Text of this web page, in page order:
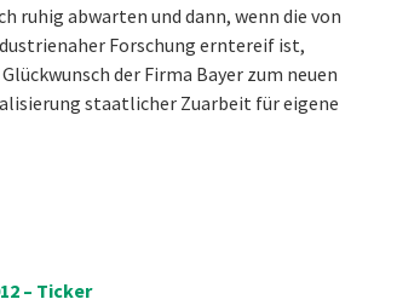
ruhig abwarten und dann, wenn die von
Forschung erntereif ist,
der Firma Bayer zum neuen
staatlicher Zuarbeit für eigene
– Ticker